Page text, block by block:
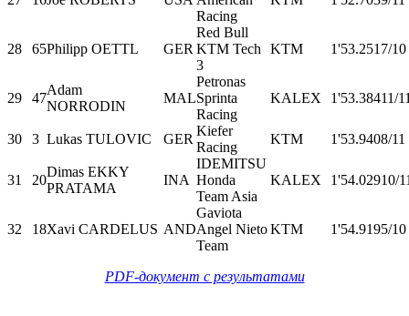
Racing
28 65Philipp OETTL GER
Red Bull
KTM Tech
3
KTM 1'53.251 7/10
29 47
Adam
NORRODIN
MAL
Petronas
Sprinta
Racing
KALEX 1'53.38411/
30 3 Lukas TULOVIC GER
Kiefer
Racing
KTM 1'53.9408/11
31 20
Dimas EKKY
PRATAMA
INA
IDEMITSU
Honda
Team Asia
KALEX 1'54.02910/
32 18Xavi CARDELUS AND
Gaviota
Angel Nieto
Team
KTM 1'54.9195/10
PDF-документ с результатами